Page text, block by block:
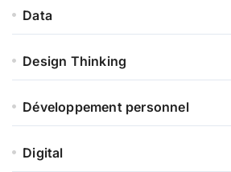
Data
Design Thinking
Développement personnel
Digital